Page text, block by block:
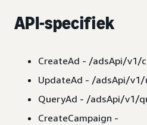
API-specifiek
CreateAd - /adsApi/v1/
UpdateAd - /adsApi/
QueryAd - /adsApi/v1/
CreateCampaign -